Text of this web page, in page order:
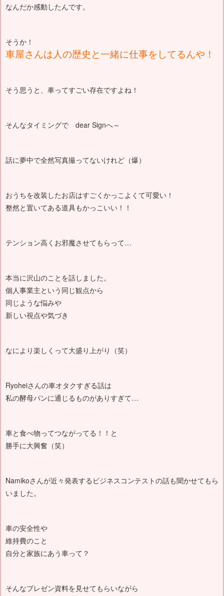
なんだか感動したんです。
そうか！
車屋さんは人の歴史と一緒に仕事をしてるんや！
そう思うと、車ってすごい存在ですよね！
そんなタイミングで dear Signへ～
話に夢中で全然写真撮ってないけれど（爆）
おうちを改装したお店はすごくかっこよくて可愛い！
整然と置いてある道具もかっこいい！！
テンション高くお邪魔させてもらって…
本当に沢山のことを話しました。
個人事業主という同じ観点から
同じような悩みや
新しい視点や気づき
なにより楽しくって大盛り上がり（笑）
Ryoheiさんの車オタクすぎる話は
私の酵母パンに通じるものがありすぎて…
車と食べ物ってつながってる！！と
勝手に大興奮（笑）
Namikoさんが近々発表するビジネスコンテストの話も聞かせてもら
いました。
車の安全性や
維持費のこと
自分と家族にあう車って？
そんなプレゼン資料を見せてもらいながら